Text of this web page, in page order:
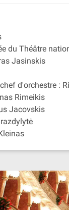
du Théâtre
Jasinskis
d'orchestre :
Rimeikis
Jacovskis